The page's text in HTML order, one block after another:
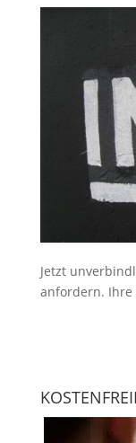
Jetzt
anfordern. Ihre